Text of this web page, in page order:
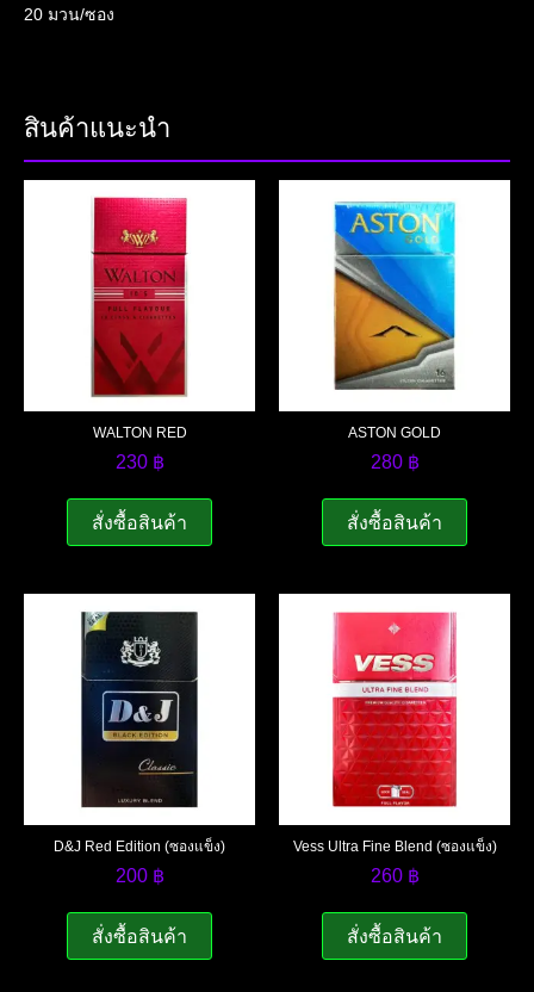
20 มวน/ซอง
สินค้าแนะนำ
WALTON RED
230 ฿
สั่งซื้อสินค้า
ASTON GOLD
280 ฿
สั่งซื้อสินค้า
D&J Red Edition (ซองแข็ง)
200 ฿
สั่งซื้อสินค้า
Vess Ultra Fine Blend (ซองแข็ง)
260 ฿
สั่งซื้อสินค้า